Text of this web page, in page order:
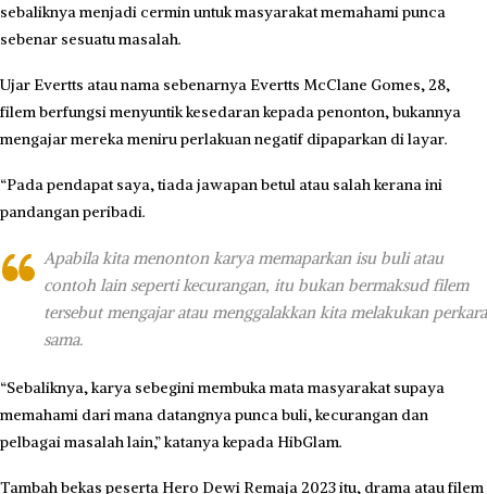
sebaliknya menjadi cermin untuk masyarakat memahami punca
sebenar sesuatu masalah.
Ujar Evertts atau nama sebenarnya Evertts McClane Gomes, 28,
filem berfungsi menyuntik kesedaran kepada penonton, bukannya
mengajar mereka meniru perlakuan negatif dipaparkan di layar.
“Pada pendapat saya, tiada jawapan betul atau salah kerana ini
pandangan peribadi.
Apabila kita menonton karya memaparkan isu buli atau
contoh lain seperti kecurangan, itu bukan bermaksud filem
tersebut mengajar atau menggalakkan kita melakukan perkara
sama.
“Sebaliknya, karya sebegini membuka mata masyarakat supaya
memahami dari mana datangnya punca buli, kecurangan dan
pelbagai masalah lain,” katanya kepada HibGlam.
Tambah bekas peserta Hero Dewi Remaja 2023 itu, drama atau filem